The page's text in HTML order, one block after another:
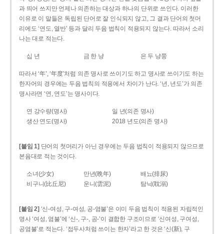
과 띄어 쓰지만 언제나 의존하는 대상과 하나의 단위로 쓰인다. 이러한
이유로 이 말들은 독립된 단어로 잘 인식되지 않고, 그 결과 단어의 첫머
리에도 ‘연도, 열반’ 등과 달리 두음 법칙이 적용되지 않는다. 따라서 소리
나는 대로 적는다.
십 년 금 한 냥 은 두 냥쭝
따라서 ‘年’, ‘年度’처럼 의존 명사로 쓰이기도 하고 명사로 쓰이기도 하는
한자어의 경우에는 두음 법칙의 적용에서 차이가 난다. ‘년, 년도’가 의존
명사라면 ‘연, 연도’는 명사이다.
연 강수량(명사)
일 년(의존 명사)
생산 연도(명사)
2018 년도(의존 명사)
[붙임 1] 단어의 첫머리가 아닌 경우에는 두음 법칙이 적용되지 않으므로
본음대로 적는 것이다.
소녀(少女) 만년(晩年)
배뇨(排尿)
비구니(比丘尼)
운니(雲泥) 탐닉(耽溺)
[붙임 2] ‘신-여성, 구-여성, 공-염불’은 이미 두음 법칙이 적용된 자립적인
명사 ‘여성, 염불’에 ‘신-, 구-, 공-’이 결합한 구조이므로 ‘신여성, 구여성,
공염불’로 적는다. ‘접두사처럼 쓰이는 한자’라고 한 것은 ‘신(新), 구